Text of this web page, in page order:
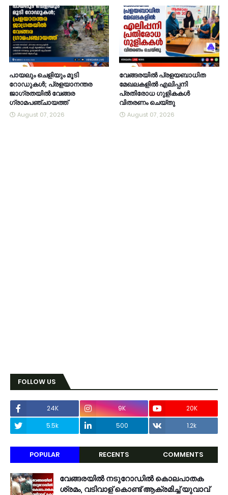
പായലും ചെളിയും മൂടി
റോഡുകൾ; പ്രളയാനന്തര
ജാഗ്രതയിൽ വേങ്ങര
ഗ്രാമപഞ്ചായത്ത്
August 07, 2026
വേങ്ങരയിൽ പ്രളയബാധിത
മേഖലകളിൽ എലിപ്പനി
പ്രതിരോധ ഗുളികകൾ
വിതരണം ചെയ്തു
August 07, 2026
FOLLOW US
24K 9K
20K
5.5k
500 1.2k
POPULAR RECENTS COMMENTS
വേങ്ങരയിൽ നടുറോഡിൽ കൊലപാതക
ശ്രമം, വടിവാള് കൊണ്ട് ആക്രമിച്ച് യുവാവ്